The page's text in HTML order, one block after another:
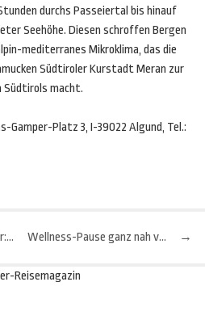
durchs Passeiertal bis hinauf
Seehöhe. Diesen schroffen Bergen
mediterranes Mikroklima, das die
Südtiroler Kurstadt Meran zur
Südtirols macht.
Gamper-Platz 3, I-39022 Algund, Tel.:
Saison bis Ende September: Dänemarks einziger Palmenstrand →
Wellness-Pause ganz nah von zu Hause
Reisemagazin